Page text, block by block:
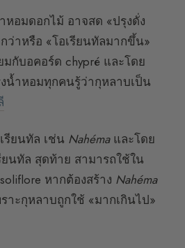
อมดอกไม้ อาจสด «ปรุงดั่ง
ว่าหรือ «โอเรียนทัลมากขึ้น»
กับอคอร์ด chypré และโดย
น้ำหอมทุกคนรู้ว่ากุหลาบเป็น
รียนทัล เช่น Nahémaและโดย
นทัล สุดท้าย สามารถใช้ใน
หากต้องสร้าง Nahéma
าะกุหลาบถูกใช้ «มากเกินไป»